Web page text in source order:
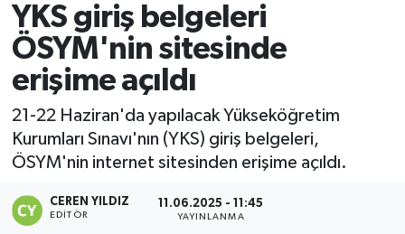
YKS giriş belgeleri
ÖSYM'nin sitesinde
erişime açıldı
21-22 Haziran'da yapılacak Yükseköğretim
Kurumları Sınavı'nın (YKS) giriş belgeleri,
ÖSYM'nin internet sitesinden erişime açıldı.
CEREN YILDIZ
EDITÖR
11.06.2025 - 11:45
YAYINLANMA
Atamalar
Mevzuat
Sendika
Kpss - Sınav
Tüm Manşetler
Son Dakika Haberleri
Haber Arşivi